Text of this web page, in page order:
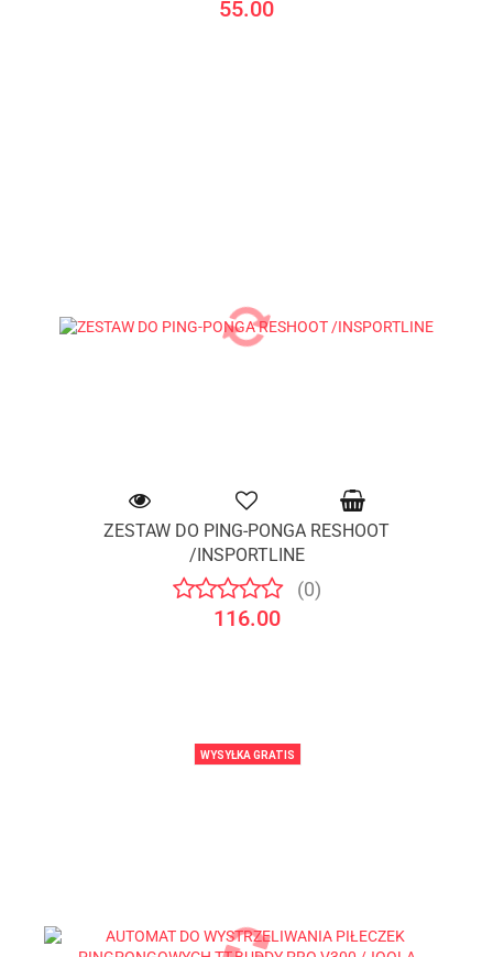
55.00
ZESTAW DO PING-PONGA RESHOOT
/INSPORTLINE
(0)
116.00
WYSYŁKA GRATIS